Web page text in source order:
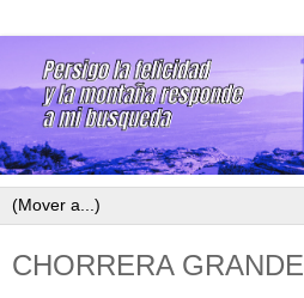
CHORRERA GRANDE